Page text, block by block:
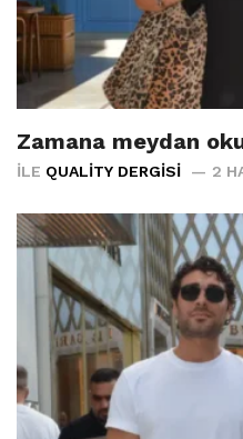
Zamana meydan
İLE QUALITY DERGISI 2